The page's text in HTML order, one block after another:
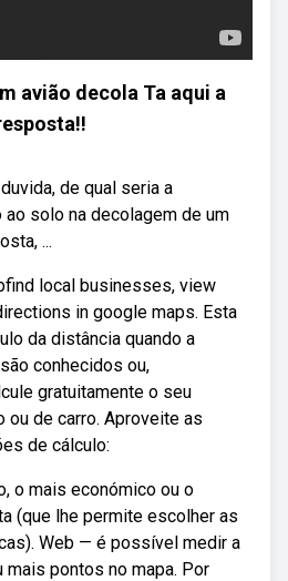
avião decola Ta aqui a
de qual seria a
solo na decolagem de um
...
local businesses, view
in google maps. Esta
da distância quando a
conhecidos ou,
gratuitamente o seu
ou de carro. Aproveite as
de cálculo:
o mais económico ou o
(que lhe permite escolher as
Web — é possível medir a
pontos no mapa. Por